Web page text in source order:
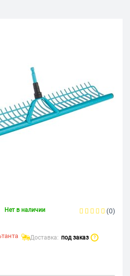
Нет в наличии (0)
Доставка: под заказ ?